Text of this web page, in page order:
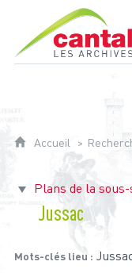
Archives
Accueil
Plans de la sous-
Jussac
Mots-clés lieu